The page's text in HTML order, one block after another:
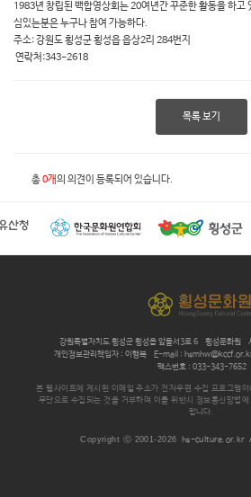
1983년 창립된 백합영상회는 20여년간 꾸준한 활동을 하고
심있는분은 누구나 참여 가능하다.
주소: 강원도 횡성군 횡성읍 읍상2리 284번지
연락처:343-2618
목록 보기
총0개의 의견이 등록되어 있습니다.
강원특별자치도 횡성군 횡성읍 앞들서3로 6 횡성문화원
개인정보관리책임자 : 이행복
E-mail :
팩스번호 : 033-343-7652
본 웹사이트에 게시된 이메일 주소가 전자우편 수집 프로그램
무단으로 수집되는 것을 거부하며 이를 위반시 정보통신망법
랍니다.
Copyright ⓒ 2001-2026 hs-culture.or.kr